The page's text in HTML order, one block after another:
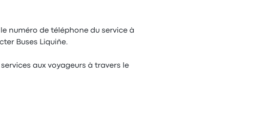
numéro de téléphone du service à
Buses Liquiñe.
aux voyageurs à travers le